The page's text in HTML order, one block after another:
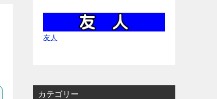
友人
カテゴリー